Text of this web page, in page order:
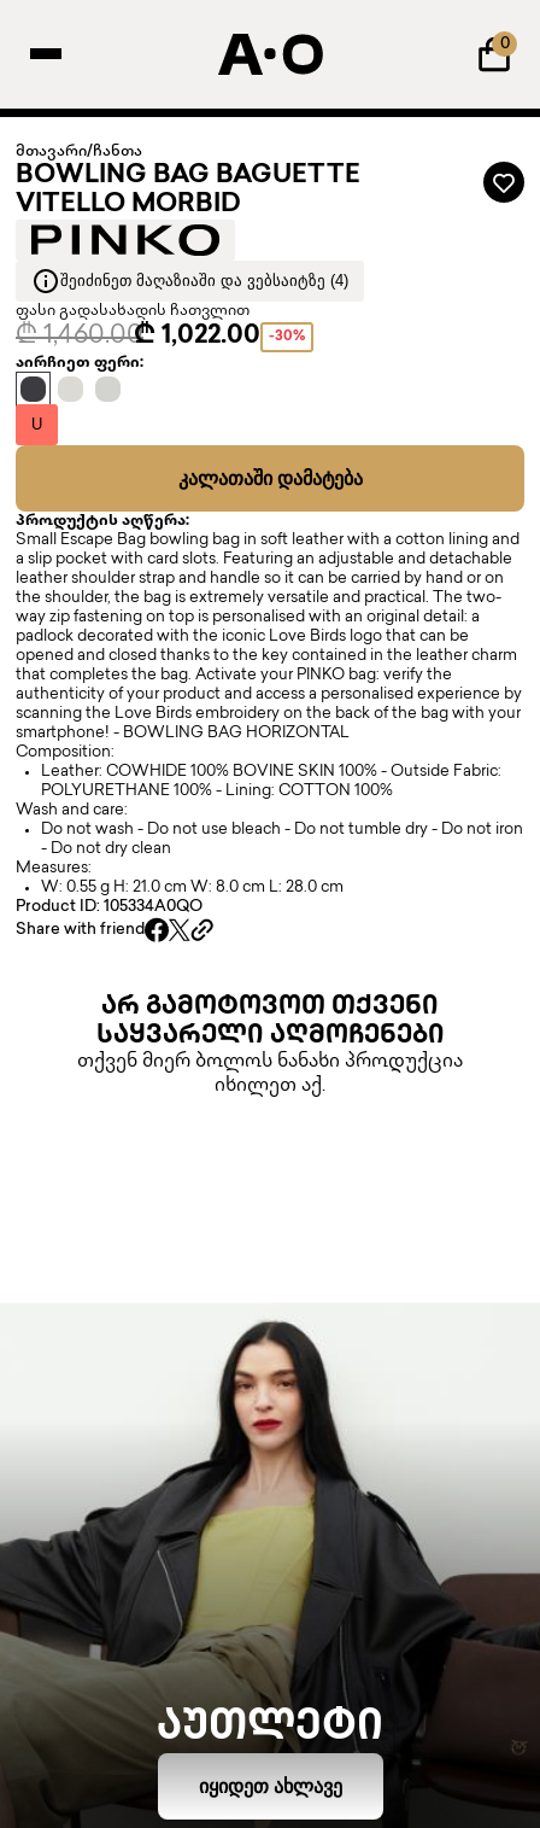
0
მთავარი/ჩანთა
BOWLING BAG BAGUETTE
VITELLO MORBID
ᲨᲔᲘᲫᲘᲜᲔᲗ ᲛᲐᲦᲐᲖᲘᲐᲨᲘ ᲓᲐ ᲕᲔᲑᲡᲐᲘᲢᲖᲔ (4)
ფასი გადასახადის ჩათვლით
₾ 1,460.00₾ 1,022.00 -30%
აირჩიეთ ფერი:
U
ᲙᲐᲚᲐᲗᲐᲨᲘ ᲓᲐᲛᲐᲢᲔᲑᲐ
პროდუქტის აღწერა:
Small Escape Bag bowling bag in soft leather with a cotton lining and
a slip pocket with card slots. Featuring an adjustable and detachable
leather shoulder strap and handle so it can be carried by hand or on
the shoulder, the bag is extremely versatile and practical. The two-
way zip fastening on top is personalised with an original detail: a
padlock decorated with the iconic Love Birds logo that can be
opened and closed thanks to the key contained in the leather charm
that completes the bag. Activate your PINKO bag: verify the
authenticity of your product and access a personalised experience by
scanning the Love Birds embroidery on the back of the bag with your
smartphone! - BOWLING BAG HORIZONTAL
Composition:
Leather: COWHIDE 100% BOVINE SKIN 100% - Outside Fabric:
POLYURETHANE 100% - Lining: COTTON 100%
Wash and care:
Do not wash - Do not use bleach - Do not tumble dry - Do not iron
- Do not dry clean
Measures:
W: 0.55 g H: 21.0 cm W: 8.0 cm L: 28.0 cm
Product ID: 105334A0QO
Share with friend
ᲐᲠ ᲒᲐᲛᲝᲢᲝᲕᲝᲗ ᲗᲥᲕᲔᲜᲘ
ᲡᲐᲧᲕᲐᲠᲔᲚᲘ ᲐᲦᲛᲝᲩᲔᲜᲔᲑᲘ
თქვენ მიერ ბოლოს ნანახი პროდუქცია
იხილეთ აქ.
ᲐᲣᲗᲚᲔᲢᲘ
ᲘᲧᲘᲓᲔᲗ ᲐᲮᲚᲐᲕᲔ